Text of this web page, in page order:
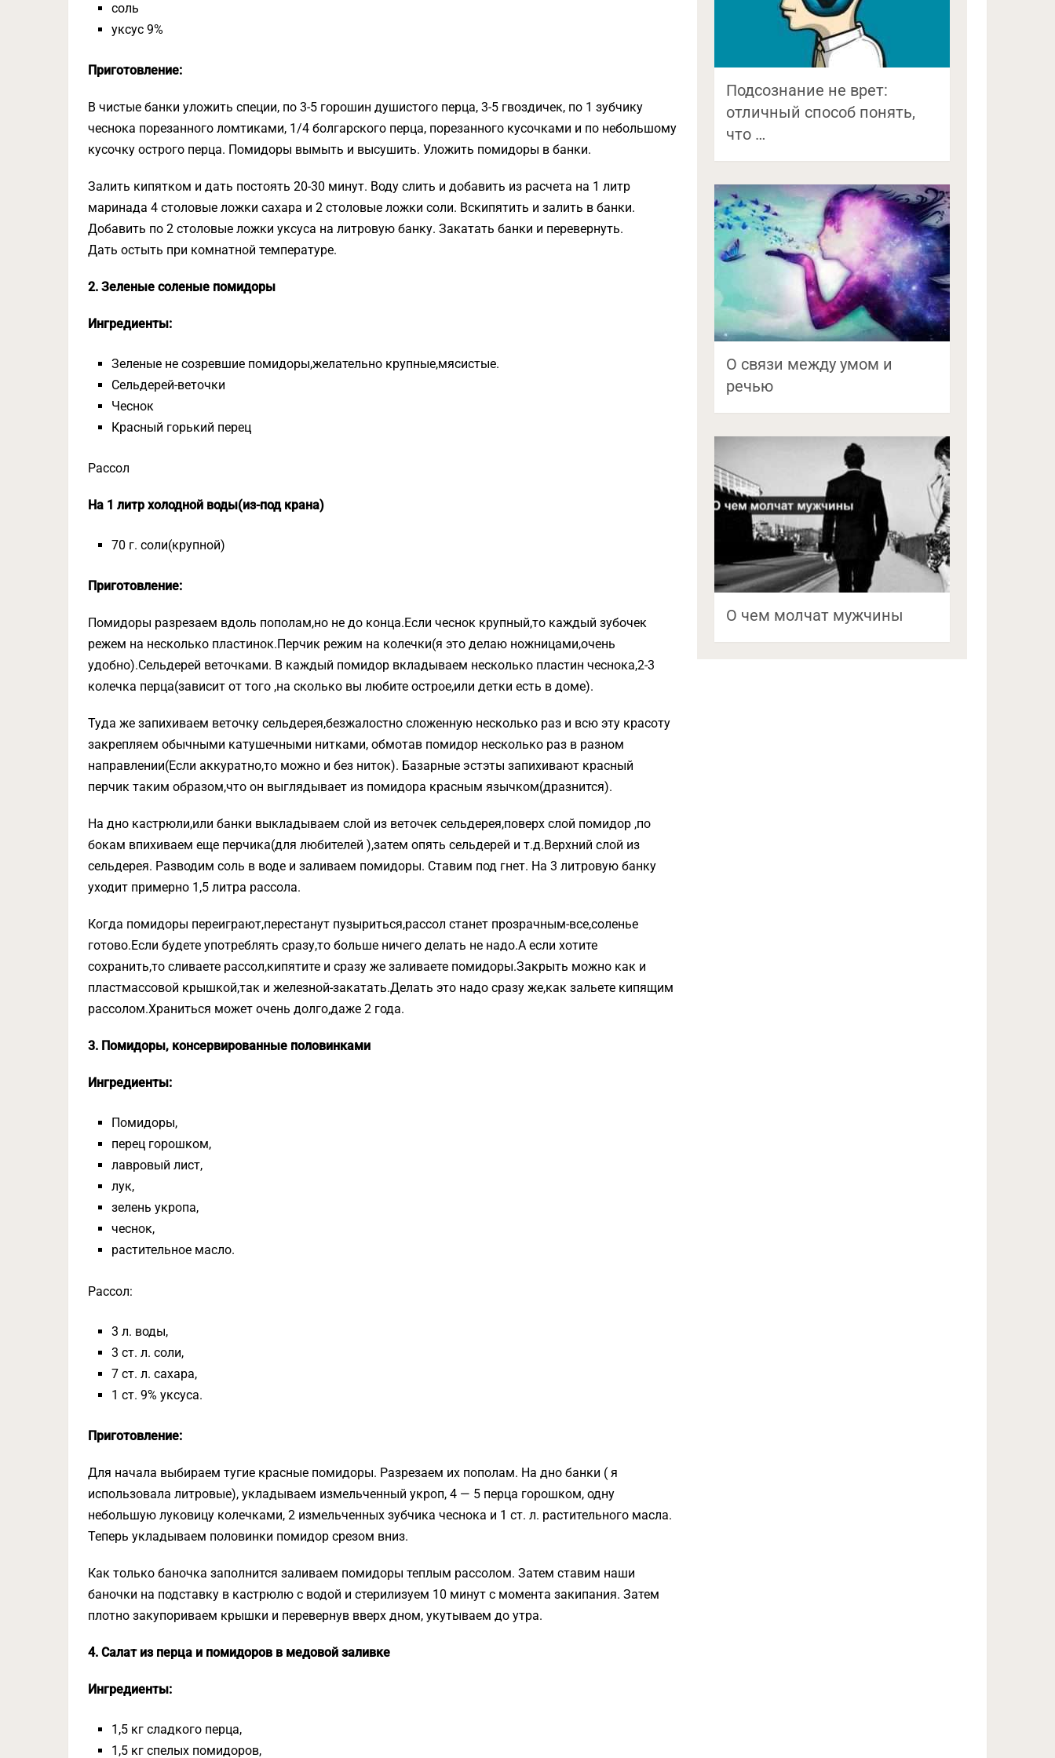
соль
уксус 9%
Приготовление:
В чистые банки уложить специи, по 3-5 горошин душистого перца, 3-5 гвоздичек, по 1 зубчику
чеснока порезанного ломтиками, 1/4 болгарского перца, порезанного кусочками и по небольшому
кусочку острого перца. Помидоры вымыть и высушить. Уложить помидоры в банки.
Залить кипятком и дать постоять 20-30 минут. Воду слить и добавить из расчета на 1 литр
маринада 4 столовые ложки сахара и 2 столовые ложки соли. Вскипятить и залить в банки.
Добавить по 2 столовые ложки уксуса на литровую банку. Закатать банки и перевернуть.
Дать остыть при комнатной температуре.
2. Зеленые соленые помидоры
Ингредиенты:
Зеленые не созревшие помидоры,желательно крупные,мясистые.
Сельдерей-веточки
Чеснок
Красный горький перец
Рассол
На 1 литр холодной воды(из-под крана)
70 г. соли(крупной)
Приготовление:
Помидоры разрезаем вдоль пополам,но не до конца.Если чеснок крупный,то каждый зубочек
режем на несколько пластинок.Перчик режим на колечки(я это делаю ножницами,очень
удобно).Сельдерей веточками. В каждый помидор вкладываем несколько пластин чеснока,2-3
колечка перца(зависит от того ,на сколько вы любите острое,или детки есть в доме).
Туда же запихиваем веточку сельдерея,безжалостно сложенную несколько раз и всю эту красоту
закрепляем обычными катушечными нитками, обмотав помидор несколько раз в разном
направлении(Если аккуратно,то можно и без ниток). Базарные эстэты запихивают красный
перчик таким образом,что он выглядывает из помидора красным язычком(дразнится).
На дно кастрюли,или банки выкладываем слой из веточек сельдерея,поверх слой помидор ,по
бокам впихиваем еще перчика(для любителей ),затем опять сельдерей и т.д.Верхний слой из
сельдерея. Разводим соль в воде и заливаем помидоры. Ставим под гнет. На 3 литровую банку
уходит примерно 1,5 литра рассола.
Когда помидоры переиграют,перестанут пузыриться,рассол станет прозрачным-все,соленье
готово.Если будете употреблять сразу,то больше ничего делать не надо.А если хотите
сохранить,то сливаете рассол,кипятите и сразу же заливаете помидоры.Закрыть можно как и
пластмассовой крышкой,так и железной-закатать.Делать это надо сразу же,как зальете кипящим
рассолом.Храниться может очень долго,даже 2 года.
3. Помидоры, консервированные половинками
Ингредиенты:
Помидоры,
перец горошком,
лавровый лист,
лук,
зелень укропа,
чеснок,
растительное масло.
Рассол:
3 л. воды,
3 ст. л. соли,
7 ст. л. сахара,
1 ст. 9% уксуса.
Приготовление:
Для начала выбираем тугие красные помидоры. Разрезаем их пополам. На дно банки ( я
использовала литровые), укладываем измельченный укроп, 4 — 5 перца горошком, одну
небольшую луковицу колечками, 2 измельченных зубчика чеснока и 1 ст. л. растительного масла.
Теперь укладываем половинки помидор срезом вниз.
Как только баночка заполнится заливаем помидоры теплым рассолом. Затем ставим наши
баночки на подставку в кастрюлю с водой и стерилизуем 10 минут с момента закипания. Затем
плотно закупориваем крышки и перевернув вверх дном, укутываем до утра.
4. Салат из перца и помидоров в медовой заливке
Ингредиенты:
1,5 кг сладкого перца,
1,5 кг спелых помидоров,
Подсознание не врет:
отличный способ понять,
что …
О связи между умом и
речью
О чем молчат мужчины